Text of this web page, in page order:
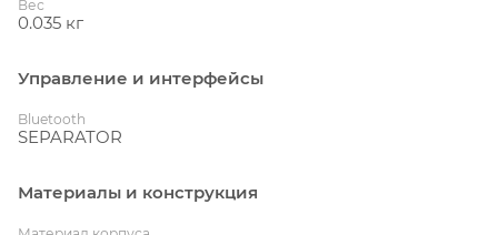
Вес
0.035 кг
Управление и интерфейсы
Bluetooth
SEPARATOR
Материалы и конструкция